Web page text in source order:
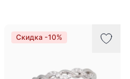
Скидка -10%